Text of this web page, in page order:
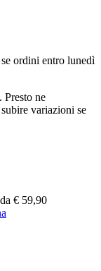
se ordini entro lunedì
Presto ne
variazioni se
€ 59,90